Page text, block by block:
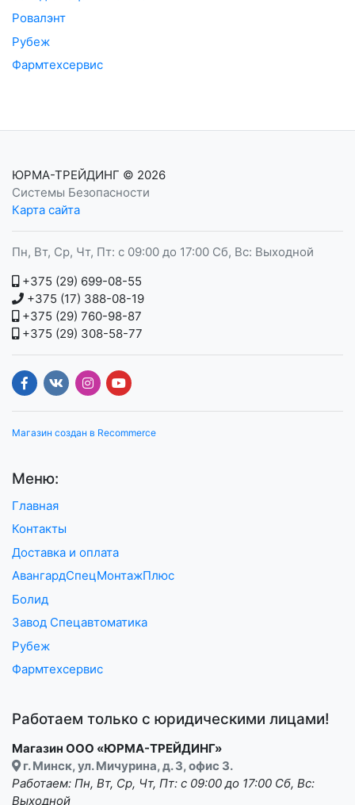
Ровалэнт
Рубеж
Фармтехсервис
ЮРМА-ТРЕЙДИНГ © 2026
Системы Безопасности
Карта сайта
Пн, Вт, Ср, Чт, Пт: с 09:00 до 17:00 Сб, Вс: Выходной
+375 (29) 699-08-55
+375 (17) 388-08-19
+375 (29) 760-98-87
+375 (29) 308-58-77
Магазин создан в Recommerce
Меню:
Главная
Контакты
Доставка и оплата
АвангардСпецМонтажПлюс
Болид
Завод Спецавтоматика
Рубеж
Фармтехсервис
Работаем только с юридическими лицами!
Магазин ООО «ЮРМА-ТРЕЙДИНГ»
г. Минск, ул. Мичурина, д. 3, офис 3.
Работаем: Пн, Вт, Ср, Чт, Пт: с 09:00 до 17:00 Сб, Вс:
Выходной